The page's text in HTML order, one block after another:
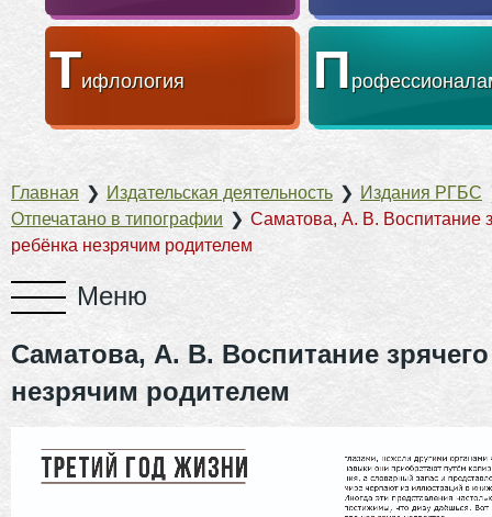
Тифлология П
Главная ❯ Издательская деятельность ❯ Издания РГБС
Отпечатано в типографии ❯ Саматова, А. В. Воспитание
ребёнка незрячим родителем
Саматова, А. В. Воспитание
незрячим родителем